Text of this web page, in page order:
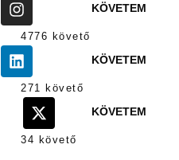
4776 követő
KÖVETEM
271 követő
KÖVETEM
34 követő
KÖVETEM